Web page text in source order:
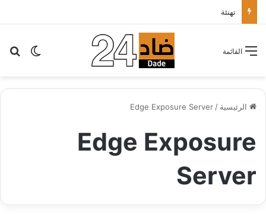
تهنئة
الوضع القائمة
الرئيسية /
Edge Exposure Server
Edge Exposure
Server